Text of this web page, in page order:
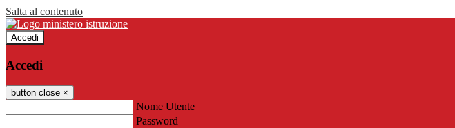
Salta al contenuto
Accedi
Accedi
button close ×
Nome Utente
Password